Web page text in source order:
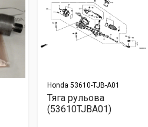
Honda 53610-TJB-A01
Тяга рульова
(53610TJBA01)